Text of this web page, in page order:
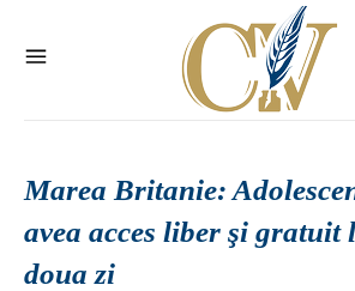
Marea Britanie:
avea acces liber şi gratuit
doua zi